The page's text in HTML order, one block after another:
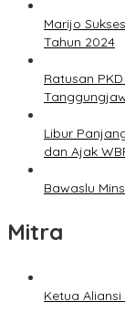
Marijo
Tahun 2024
Ratusan
Libur
dan Ajak
Bawaslu
Mitra
Ketua